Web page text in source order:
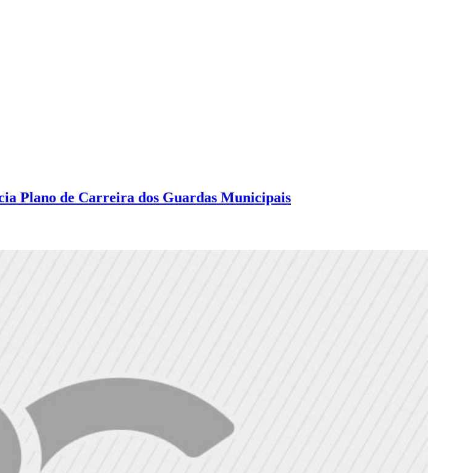
Plano de Carreira dos Guardas Municipais